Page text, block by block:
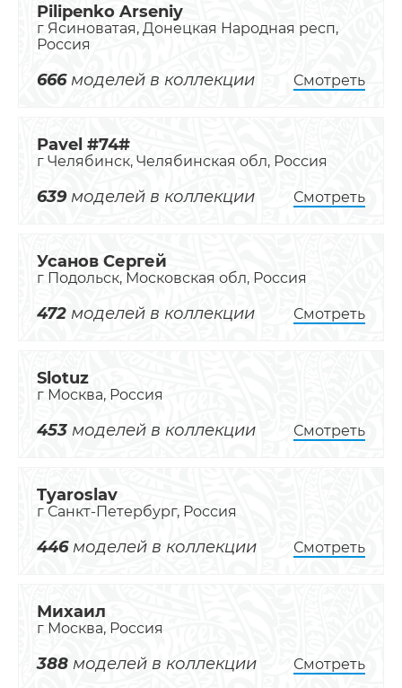
Pilipenko Arseniy
г Ясиноватая, Донецкая Народная респ,
Россия
666моделей в коллекции Смотреть
Pavel #74#
г Челябинск, Челябинская обл, Россия
639моделей в коллекции Смотреть
Усанов Сергей
г Подольск, Московская обл, Россия
472 моделей в коллекции Смотреть
Slotuz
г Москва, Россия
453 моделей в коллекции Смотреть
Tyaroslav
г Санкт-Петербург, Россия
446моделей в коллекции Смотреть
Михаил
г Москва, Россия
388 моделей в коллекции Смотреть